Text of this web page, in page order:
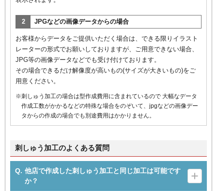
2 JPGなどの画像データからの場合
お客様からデータをご提供いただく場合は、できる限りイラスト
レーターの形式でお願いしておりますが、ご用意できない場合、
JPG等の画像データなどでも受け付けております。
その場合できるだけ解像度が高いもの(サイズが大きいもの)をご
用意ください。
刺しゅう加工の場合は型作成費用に含まれているので 大幅なデータ
作成工数がかかるなどの特殊な場合をのぞいて、jpgなどの画像デー
タからの作成の場合でも別途費用はかかりません。
刺しゅう加工のよくある質問
他店で作成した刺しゅう加工と同じ加工は可能です
か？